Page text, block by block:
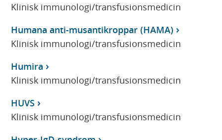
Klinisk immunologi/transfusionsmedicin
Humana anti-musantikroppar (HAMA)
Klinisk immunologi/transfusionsmedicin
Humira
Klinisk immunologi/transfusionsmedicin
HUVS
Klinisk immunologi/transfusionsmedicin